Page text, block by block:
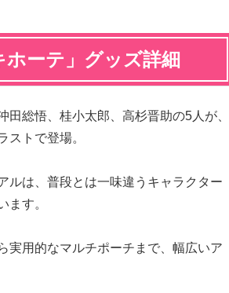
ホーテ」グッズ詳細
総悟、桂小太郎、高杉晋助の5人が、
ストで登場。
ルは、普段とは一味違うキャラクター
ます。
実用的なマルチポーチまで、幅広いア